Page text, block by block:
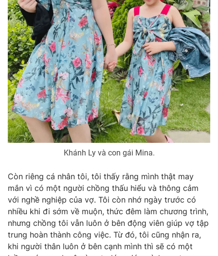
Khánh Ly và con gái Mina.
Còn riêng cá nhân tôi, tôi thấy rằng mình thật may
mắn vì có một người chồng thấu hiểu và thông cảm
với nghề nghiệp của vợ. Tôi còn nhớ ngày trước có
nhiều khi đi sớm về muộn, thức đêm làm chương trình,
nhưng chồng tôi vẫn luôn ở bên động viên giúp vợ tập
trung hoàn thành công việc. Từ đó, tôi cũng nhận ra,
khi người thân luôn ở bên cạnh mình thì sẽ có một